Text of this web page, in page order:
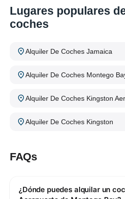
Lugares populares
coches
Alquiler De Coches Jamaica
Alquiler De Coches Montego
Alquiler De Coches Kingston
Alquiler De Coches Kingston
FAQs
¿Dónde puedes alquilar un